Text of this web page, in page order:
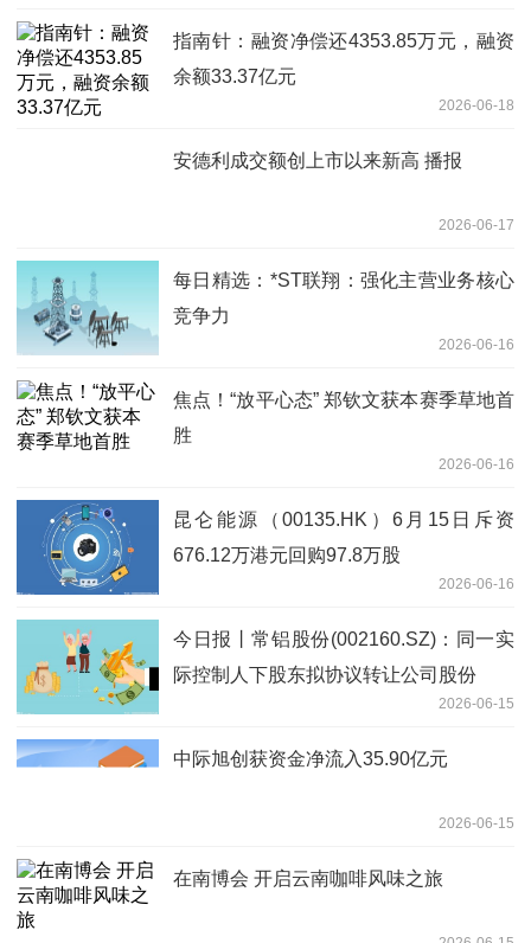
指南针：融资净偿还4353.85万元，融资
余额33.37亿元
2026-06-18
安德利成交额创上市以来新高 播报
2026-06-17
每日精选：*ST联翔：强化主营业务核心
竞争力
2026-06-16
焦点！“放平心态” 郑钦文获本赛季草地首
胜
2026-06-16
昆仑能源（00135.HK）6月15日斥资
676.12万港元回购97.8万股
2026-06-16
今日报丨常铝股份(002160.SZ)：同一实
际控制人下股东拟协议转让公司股份
2026-06-15
中际旭创获资金净流入35.90亿元
2026-06-15
在南博会 开启云南咖啡风味之旅